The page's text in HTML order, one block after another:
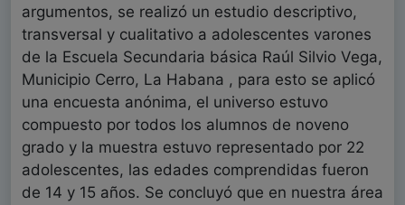
argumentos, se realizó un estudio descriptivo,
transversal y cualitativo a adolescentes varones
de la Escuela Secundaria básica Raúl Silvio Vega,
Municipio Cerro, La Habana , para esto se aplicó
una encuesta anónima, el universo estuvo
compuesto por todos los alumnos de noveno
grado y la muestra estuvo representado por 22
adolescentes, las edades comprendidas fueron
de 14 y 15 años. Se concluyó que en nuestra área